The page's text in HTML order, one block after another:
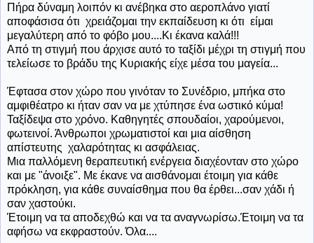
Πήρα δύναμη λοιπόν κι ανέβηκα στο αεροπλάνο γιατί
αποφάσισα ότι χρειάζομαι την εκπαίδευση κι ότι είμαι
μεγαλύτερη από το φόβο μου....Κι έκανα καλά!!!
Από τη στιγμή που άρχισε αυτό το ταξίδι μέχρι τη στιγμή που
τελείωσε το βράδυ της Κυριακής είχε μέσα του μαγεία...
Έφτασα στον χώρο που γινόταν το Συνέδριο, μπήκα στο
αμφιθέατρο κι ήταν σαν να με χτύπησε ένα ωστικό κύμα!
Ταξίδεψα στο χρόνο. Καθηγητές σπουδαίοι, χαρούμενοι,
φωτεινοί. Άνθρωποι χρωματιστοί και μια αίσθηση
απίστευτης χαλαρότητας κι ασφάλειας.
Μια παλλόμενη θεραπευτική ενέργεια διαχέονταν στο χώρο
και με "άνοιξε". Με έκανε να αισθάνομαι έτοιμη για κάθε
πρόκληση, για κάθε συναίσθημα που θα έρθει...σαν χάδι ή
σαν χαστούκι.
Έτοιμη να τα αποδεχθώ και να τα αναγνωρίσω.Έτοιμη να τα
αφήσω να εκφραστούν. Όλα....